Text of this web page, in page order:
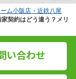
ム小阪店・近鉄八尾
契約はどう違う？メリ
い合わせ